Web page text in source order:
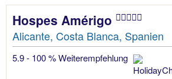
Hospes Amérigo
Alicante, Costa Blanca, Spanien
5.9 - 100 % Weiterempfehlung